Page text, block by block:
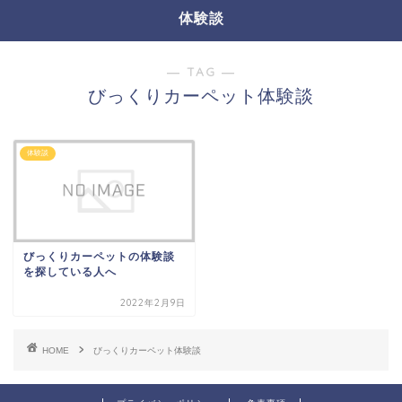
体験談
― TAG ―
びっくりカーペット体験談
体験談
びっくりカーペットの体験談
を探している人へ
2022年2月9日
HOME びっくりカーペット体験談